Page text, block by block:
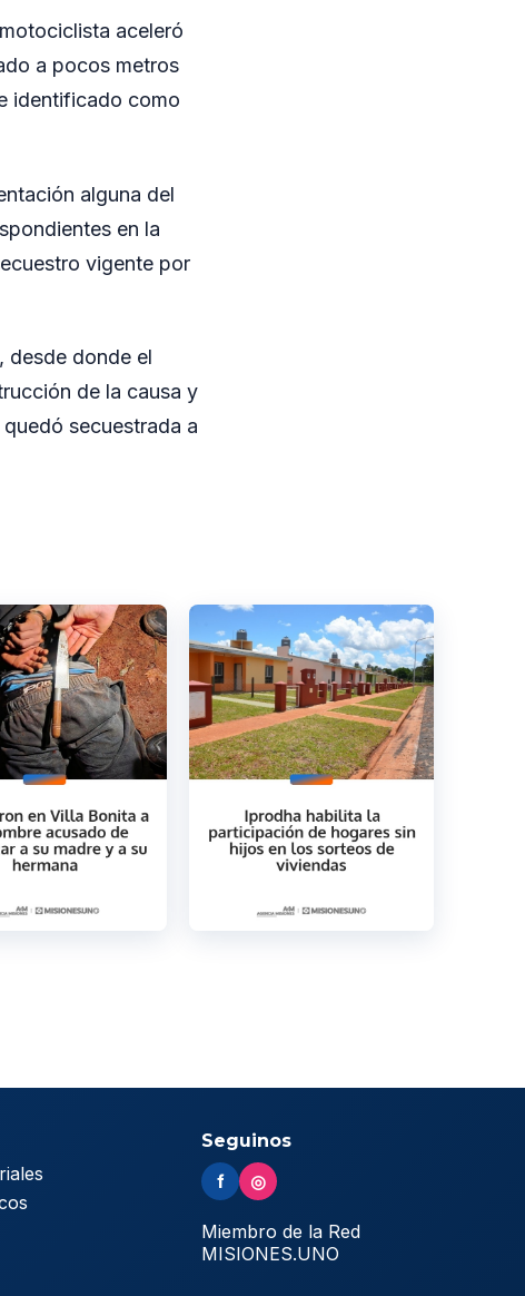
aceleró
a pocos metros
identificado como
alguna del
en la
vigente por
desde donde el
de la causa y
secuestrada a
Seguinos
f ◎
Miembro de la Red
MISIONES.UNO